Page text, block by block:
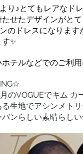
り♪とてもレアなド
せたデザインがと
のドレスになりま
✨
テルなどでのご利
のVOGUEでキム
生地でアシンメト
ンらしい素晴らし